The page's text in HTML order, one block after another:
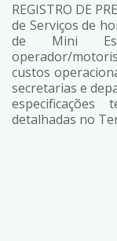
REGISTRO DE
de Serviços de
de Mini
operador/
custos
secretarias e
especificações
detalhadas no